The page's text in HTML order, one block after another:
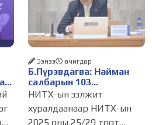
Б.Пүрэвдагва: Найман
салбарын 103
үйлчилгээний
бүртгэлийг цуцалснаар
бизнес эрхлэхэд таатай
Ээнээ өчигдѳр
НИТХ-ын ээлжит
хуралдаанаар НИТХ-ын
2025 оны 25/29 тоот